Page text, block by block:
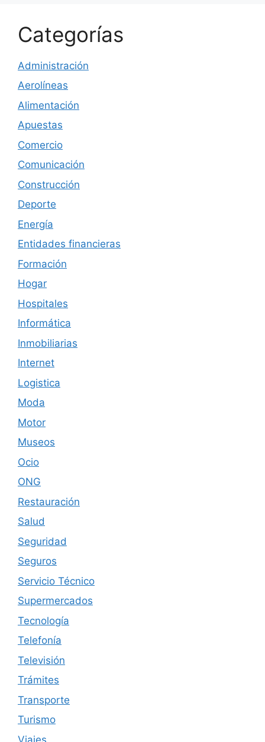
Categorías
Administración
Aerolíneas
Alimentación
Apuestas
Comercio
Comunicación
Construcción
Deporte
Energía
Entidades financieras
Formación
Hogar
Hospitales
Informática
Inmobiliarias
Internet
Logistica
Moda
Motor
Museos
Ocio
ONG
Restauración
Salud
Seguridad
Seguros
Servicio Técnico
Supermercados
Tecnología
Telefonía
Televisión
Trámites
Transporte
Turismo
Viajes